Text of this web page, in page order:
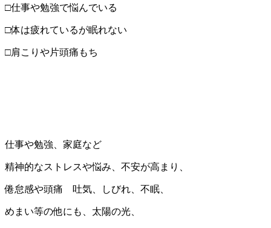
□仕事や勉強で悩んでいる
□体は疲れているが眠れない
□肩こりや片頭痛もち
仕事や勉強、家庭など
精神的なストレスや悩み、不安が高まり、
倦怠感や頭痛 吐気、しびれ、不眠、
めまい等の他にも、太陽の光、